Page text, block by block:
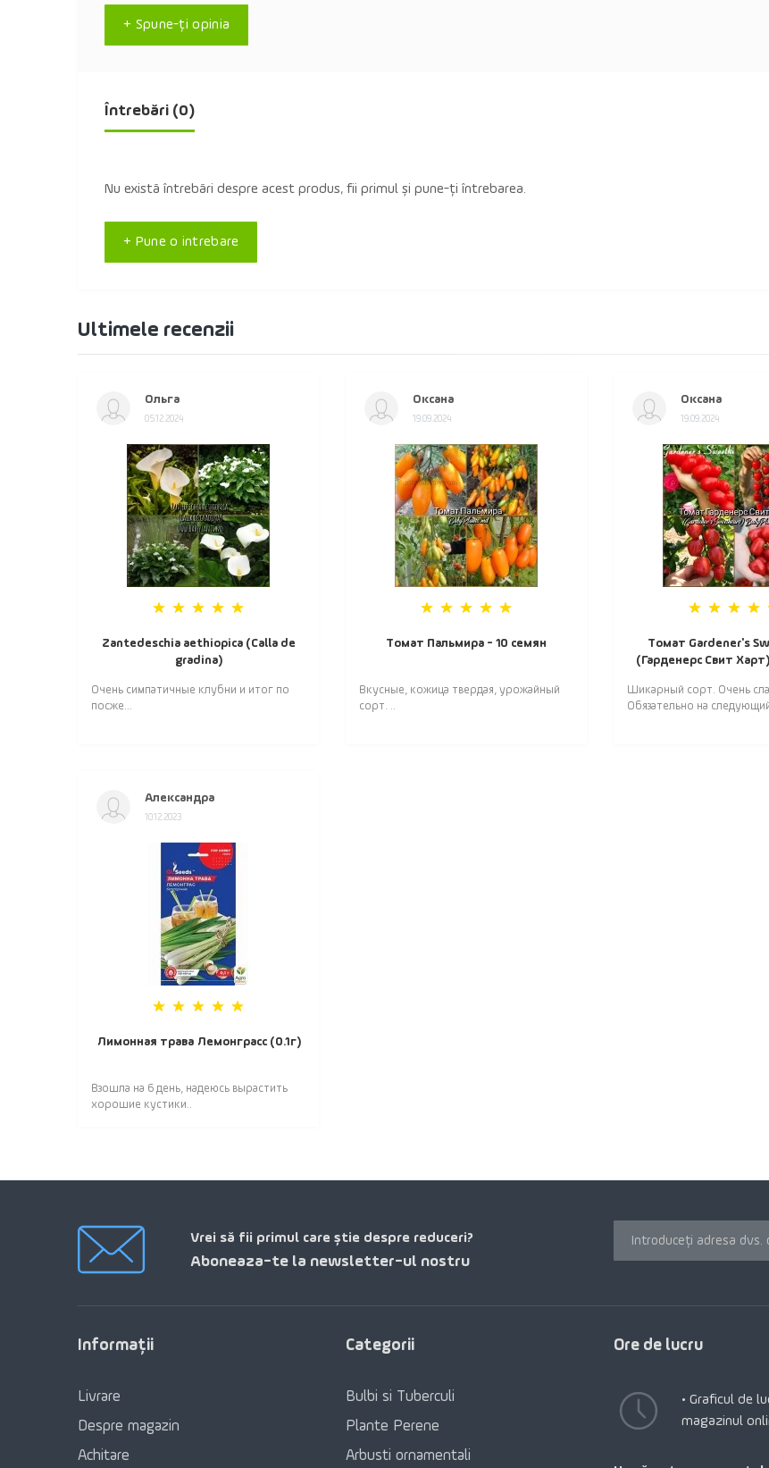
+ Spune-ţi opinia
Întrebări (0)
Nu există întrebări despre acest produs, fii primul și pune-ți întrebarea.
+ Pune o intrebare
Ultimele recenzii
Ольга
05.12.2024
Zantedeschia aethiopica (Calla de
gradina)
Очень симпатичные клубни и итог по
посже...
Оксана
19.09.2024
Томат Пальмира - 10 семян
Вкусные, кожица твердая, урожайный
сорт. ..
Оксана
19.09.2024
Томат Gardener's
(Гарденерс Свит
Шикарный сорт. Очень
Обязательно на
Александра
10.12.2023
Лимонная трава Лемонграсс (0.1г)
Взошла на 6 день, надеюсь вырастить
хорошие кустики..
Vrei să fii primul care știe despre reduceri?
Aboneaza-te la newsletter-ul nostru
Informaţii
Livrare
Despre magazin
Achitare
Categorii
Bulbi si Tuberculi
Plante Perene
Arbusti ornamentali
Ore de lucru
• Graficul de
magazinul